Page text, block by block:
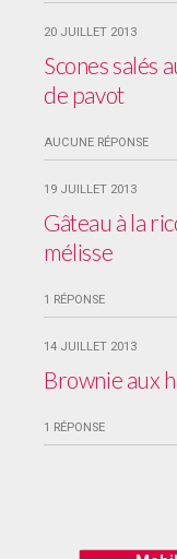
20 JUILLET 2013
Scones salés
de pavot
AUCUNE RÉPONSE
19 JUILLET 2013
Gâteau à la
mélisse
1 RÉPONSE
14 JUILLET 2013
Brownie aux
1 RÉPONSE